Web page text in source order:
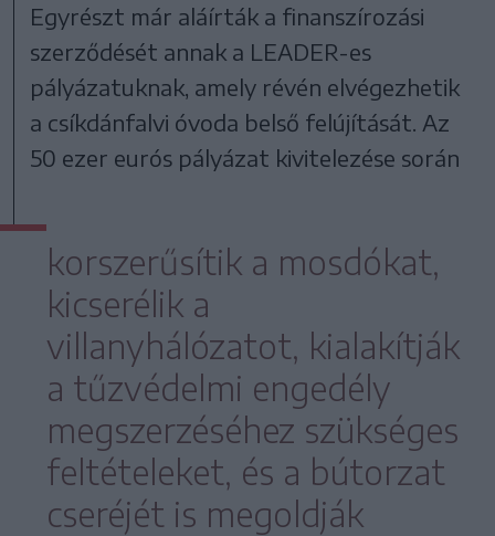
Egyrészt már aláírták a finanszírozási
szerződését annak a LEADER-es
pályázatuknak, amely révén elvégezhetik
a csíkdánfalvi óvoda belső felújítását. Az
50 ezer eurós pályázat kivitelezése során
korszerűsítik a mosdókat,
kicserélik a
villanyhálózatot, kialakítják
a tűzvédelmi engedély
megszerzéséhez szükséges
feltételeket, és a bútorzat
cseréjét is megoldják